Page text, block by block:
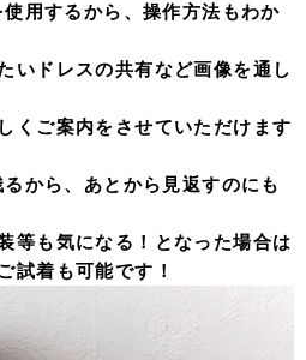
用するから、操作方法もわか
いドレスの共有など画像を通し
くご案内をさせていただけます
から、あとから見返すのにも
等も気になる！となった場合は
試着も可能です！